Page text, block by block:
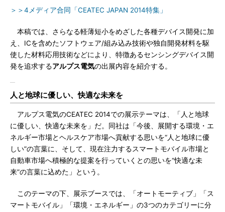
＞＞4メディア合同「CEATEC JAPAN 2014特集」
本稿では、さらなる軽薄短小をめざした各種デバイス開発に加
え、ICを含めたソフトウェア/組み込み技術や独自開発材料を駆
使した材料応用技術などにより、特徴あるセンシングデバイス開
発を追求するアルプス電気の出展内容を紹介する。
人と地球に優しい、快適な未来を
アルプス電気のCEATEC 2014での展示テーマは、「人と地球
に優しい、快適な未来を」だ。同社は「今後、展開する環境・エ
ネルギー市場とヘルスケア市場へ貢献する思いを“人と地球に優
しい”の言葉に、そして、現在注力するスマートモバイル市場と
自動車市場へ積極的な提案を行っていくとの思いを“快適な未
来”の言葉に込めた」という。
このテーマの下、展示ブースでは、「オートモーティブ」「ス
マートモバイル」「環境・エネルギー」の3つのカテゴリーに分